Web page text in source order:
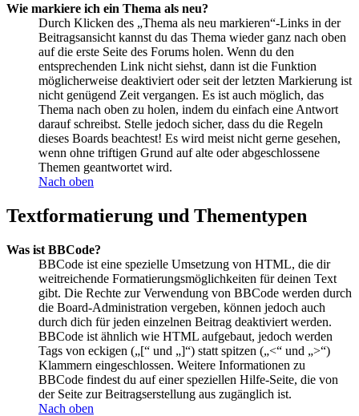
Wie markiere ich ein Thema als neu?
Durch Klicken des „Thema als neu markieren“-Links in der
Beitragsansicht kannst du das Thema wieder ganz nach oben
auf die erste Seite des Forums holen. Wenn du den
entsprechenden Link nicht siehst, dann ist die Funktion
möglicherweise deaktiviert oder seit der letzten Markierung ist
nicht genügend Zeit vergangen. Es ist auch möglich, das
Thema nach oben zu holen, indem du einfach eine Antwort
darauf schreibst. Stelle jedoch sicher, dass du die Regeln
dieses Boards beachtest! Es wird meist nicht gerne gesehen,
wenn ohne triftigen Grund auf alte oder abgeschlossene
Themen geantwortet wird.
Nach oben
Textformatierung und Thementypen
Was ist BBCode?
BBCode ist eine spezielle Umsetzung von HTML, die dir
weitreichende Formatierungsmöglichkeiten für deinen Text
gibt. Die Rechte zur Verwendung von BBCode werden durch
die Board-Administration vergeben, können jedoch auch
durch dich für jeden einzelnen Beitrag deaktiviert werden.
BBCode ist ähnlich wie HTML aufgebaut, jedoch werden
Tags von eckigen („[“ und „]“) statt spitzen („<“ und „>“)
Klammern eingeschlossen. Weitere Informationen zu
BBCode findest du auf einer speziellen Hilfe-Seite, die von
der Seite zur Beitragserstellung aus zugänglich ist.
Nach oben